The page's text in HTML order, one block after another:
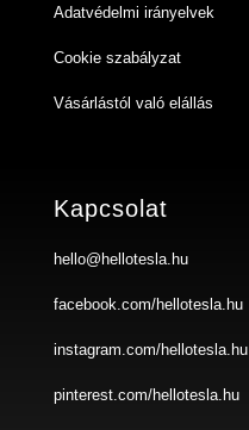
Adatvédelmi irányelvek
Cookie szabályzat
Vásárlástól való elállás
Kapcsolat
hello@hellotesla.hu
facebook.com/hellotesla.hu
instagram.com/hellotesla.hu
pinterest.com/hellotesla.hu